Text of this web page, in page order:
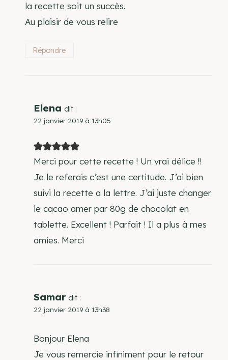
la recette soit un succès.
Au plaisir de vous relire
Répondre
Elena dit :
22 janvier 2019 à 13h05
Merci pour cette recette ! Un vrai délice !!
Je le referais c’est une certitude. J’ai bien
suivi la recette a la lettre. J’ai juste changer
le cacao amer par 80g de chocolat en
tablette. Excellent ! Parfait ! Il a plus à mes
amies. Merci
Samar dit :
22 janvier 2019 à 13h38
Bonjour Elena
Je vous remercie infiniment pour le retour